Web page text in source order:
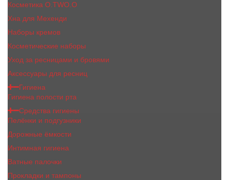
Косметика O.TWO.O
Хна для Мехенди
Наборы кремов
Косметические наборы
Уход за ресницами и бровями
Аксессуары для ресниц
Гигиена
Гигиена полости рта
Средства гигиены
Пелёнки и подгузники
Дорожные ёмкости
Интимная гигиена
Ватные палочки
Прокладки и тампоны